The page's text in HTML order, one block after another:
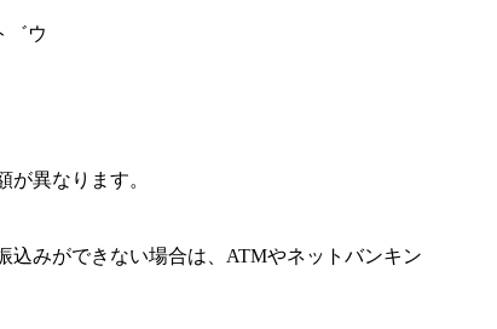
゛ウ
異なります。
みができない場合は、ATMやネットバンキン